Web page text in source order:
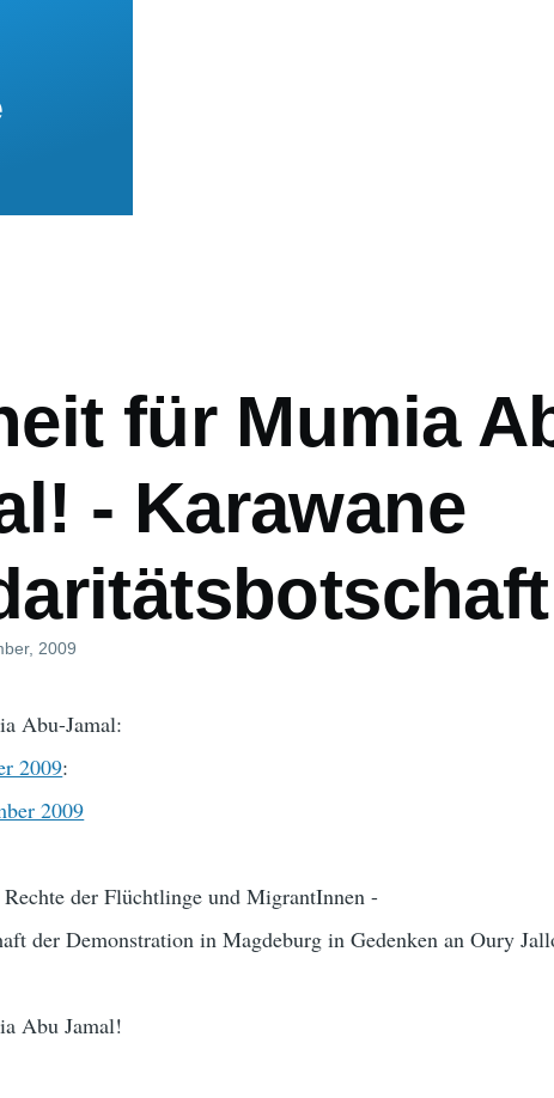
für Mumia
- Karawane
2009
Abu-Jamal:
2009:
2009
der Flüchtlinge und MigrantInnen -
der Demonstration in Magdeburg in Gedenken an Oury
Abu Jamal!